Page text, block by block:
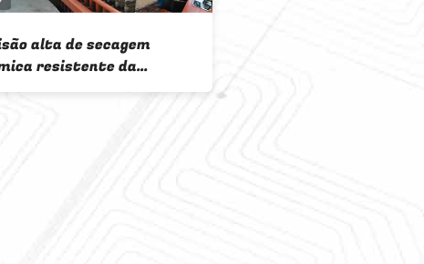
alta de secagem
resistente da
da máquina